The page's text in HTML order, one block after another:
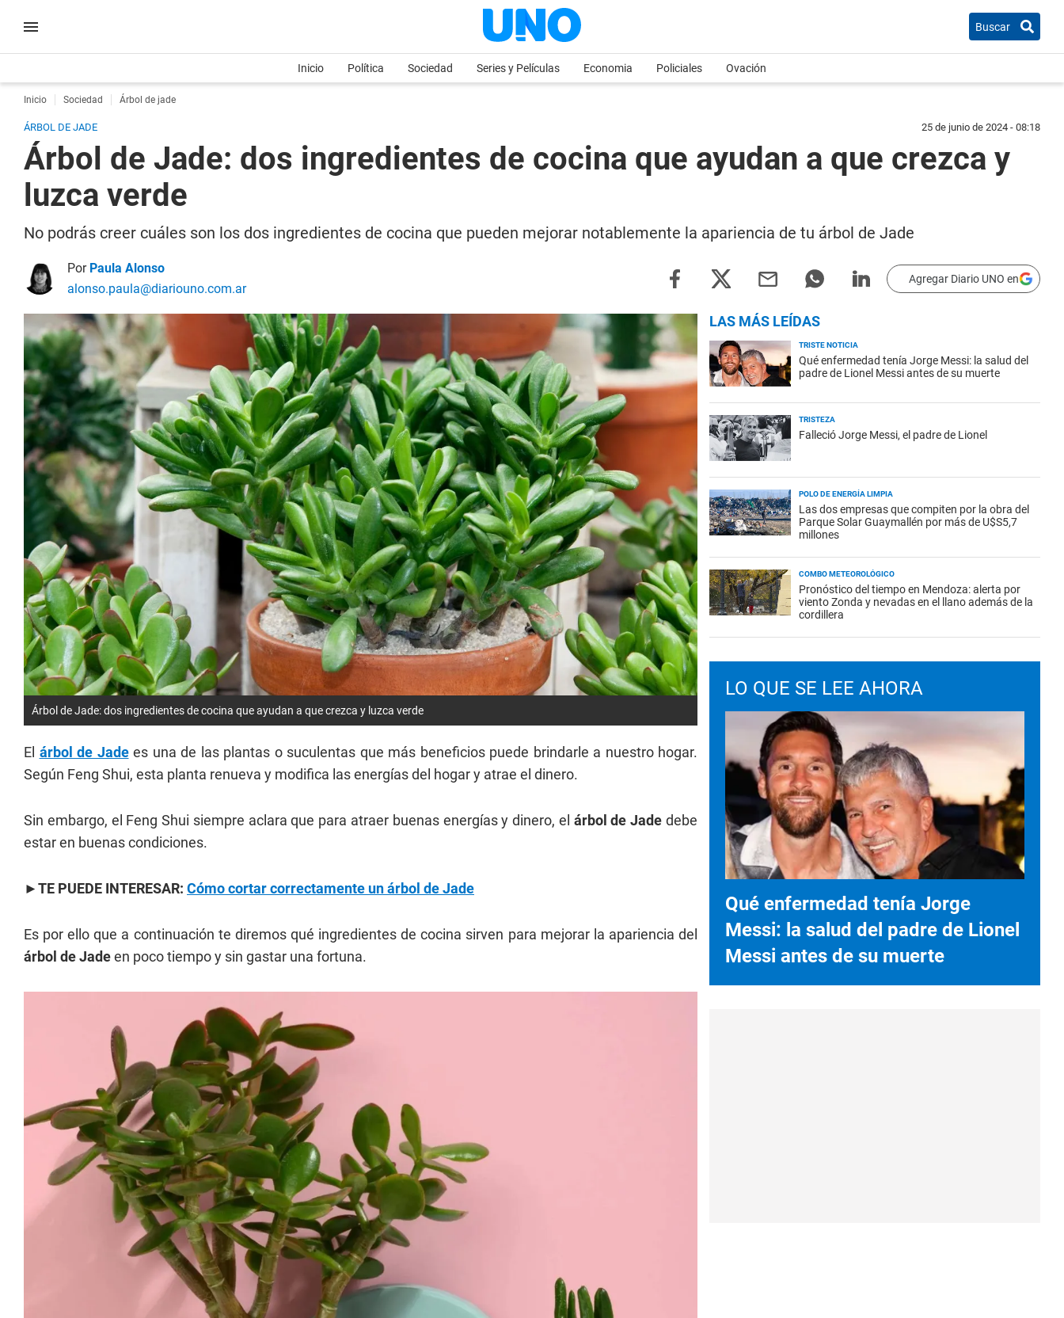
Buscar
Inicio Política Sociedad Series y Películas Economia Policiales Ovación
Inicio Sociedad Árbol de jade
ÁRBOL DE JADE 25 de junio de 2024 - 08:18
Árbol de Jade: dos ingredientes de cocina que ayudan a que crezca y
luzca verde
No podrás creer cuáles son los dos ingredientes de cocina que pueden mejorar notablemente la apariencia de tu árbol de Jade
Por Paula Alonso
alonso.paula@diariouno.com.ar
Agregar Diario UNO en
Árbol de Jade: dos ingredientes de cocina que ayudan a que crezca y luzca verde
El árbol de Jadees una de las plantas o suculentas que más beneficios puede brindarle a nuestro hogar.
Según Feng Shui, esta planta renueva y modifica las energías del hogar y atrae el dinero.
Sin embargo, el Feng Shui siempre aclara que para atraer buenas energías y dinero, el árbol de Jade debe
estar en buenas condiciones.
►TE PUEDE INTERESAR: Cómo cortar correctamente un árbol de Jade
Es por ello que a continuación te diremos qué ingredientes de cocina sirven para mejorar la apariencia del
árbol de Jadeen poco tiempo y sin gastar una fortuna.
LAS MÁS LEÍDAS
TRISTE NOTICIA
Qué enfermedad tenía Jorge Messi: la salud del
padre de Lionel Messi antes de su muerte
TRISTEZA
Falleció Jorge Messi, el padre de Lionel
POLO DE ENERGÍA LIMPIA
Las dos empresas que compiten por la obra del
Parque Solar Guaymallén por más de U$S5,7
millones
COMBO METEOROLÓGICO
Pronóstico del tiempo en Mendoza: alerta por
viento Zonda y nevadas en el llano además de la
cordillera
LO QUE SE LEE AHORA
Qué enfermedad tenía Jorge
Messi: la salud del padre de Lionel
Messi antes de su muerte